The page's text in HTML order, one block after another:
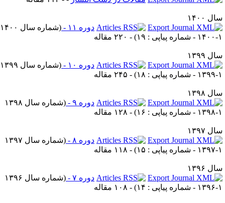
۱۴۰۰
دوره ۱۱ -
(
شماره سال ۱۴۰۰
) - ۲۲۰ مقاله
۱۳۹۹
دوره ۱۰ -
(
شماره سال ۱۳۹۹
) - ۲۴۵ مقاله
۱۳۹۸
دوره ۹ -
(
شماره سال ۱۳۹۸
) - ۱۲۸ مقاله
۱۳۹۷
دوره ۸ -
(
شماره سال ۱۳۹۷
) - ۱۱۸ مقاله
۱۳۹۶
دوره ۷ -
(
شماره سال ۱۳۹۶
) - ۱۰۸ مقاله